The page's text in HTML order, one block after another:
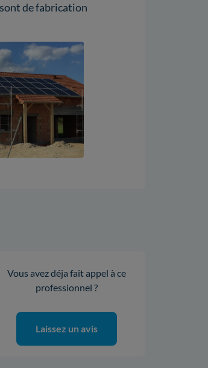
de fabrication
Vous avez déja fait appel à ce
professionnel ?
Laissez un avis